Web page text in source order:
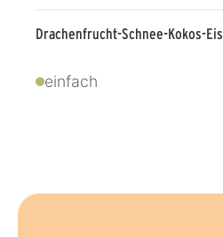
Drachenfrucht-Schnee-Kokos-Eis
einfach